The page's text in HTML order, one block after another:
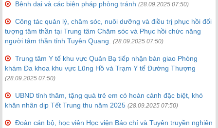
Bệnh dại và các biện pháp phòng tránh (28.09.2025 07:50)
Công tác quản lý, chăm sóc, nuôi dưỡng và điều trị phục hồi đối
tượng tâm thần tại Trung tâm Chăm sóc và Phục hồi chức năng
người tâm thần tỉnh Tuyên Quang. (28.09.2025 07:50)
Trung tâm Y tế khu vực Quản Bạ tiếp nhận bàn giao Phòng
khám Đa khoa khu vực Lũng Hồ và Trạm Y tế Đường Thượng
(28.09.2025 07:50)
UBND tỉnh thăm, tặng quà trẻ em có hoàn cảnh đặc biệt, khó
khăn nhân dịp Tết Trung thu năm 2025 (28.09.2025 07:50)
Đoàn cán bộ, học viên Học viện Báo chí và Tuyên truyền nghiên